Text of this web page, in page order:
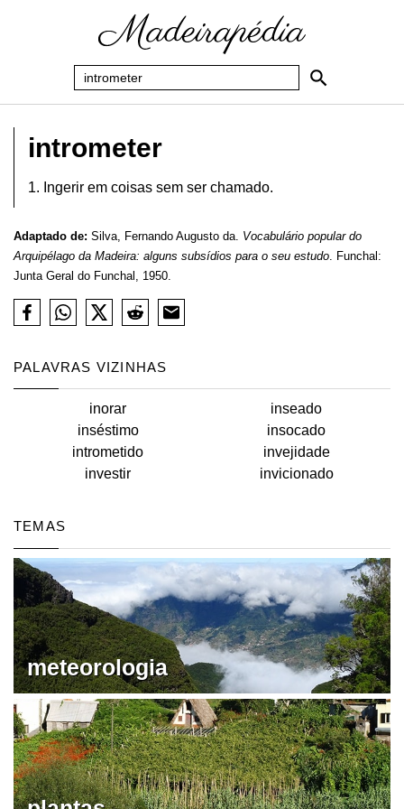
intrometer
1. Ingerir em coisas sem ser chamado.
Adaptado de: Silva, Fernando Augusto da. Vocabulário popular do
Arquipélago da Madeira: alguns subsídios para o seu estudo. Funchal:
Junta Geral do Funchal, 1950.
PALAVRAS VIZINHAS
inorar
inseado
inséstimo
insocado
intrometido
invejidade
investir
invicionado
TEMAS
meteorologia